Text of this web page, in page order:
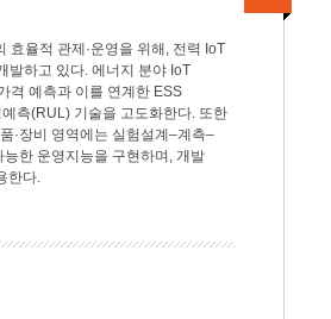
효율적 관제·운영을 위해, 전력 IoT
발하고 있다. 에너지 분야 IoT
격 예측과 이를 연계한 ESS
측(RUL) 기술을 고도화한다. 또한
·장비 영역에는 실험설계–계측–
한 운영지능을 구현하며, 개발
한다.